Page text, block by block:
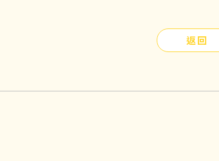
返回